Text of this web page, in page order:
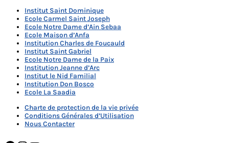
Institut Saint Dominique
Ecole Carmel Saint Joseph
Ecole Notre Dame d’Ain Sebaa
Ecole Maison d’Anfa
Institution Charles de Foucauld
Institut Saint Gabriel
Ecole Notre Dame de la Paix
Institution Jeanne d’Arc
Institut le Nid Familial
Institution Don Bosco
Ecole La Saadia
Charte de protection de la vie privée
Conditions Générales d’Utilisation
Nous Contacter